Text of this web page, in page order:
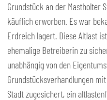
Grundstück an der Mastholter
käuflich erworben. Es war
Erdreich lagert. Diese Altlast
ehemalige Betreiberin zu
unabhängig von den
Grundstücksverhandlungen
Stadt zugesichert, ein